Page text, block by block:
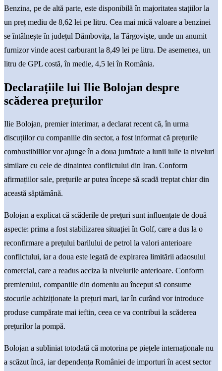
Benzina, pe de altă parte, este disponibilă în majoritatea stațiilor la
un preț mediu de 8,62 lei pe litru. Cea mai mică valoare a benzinei
se întâlnește în județul Dâmboviţa, la Târgovişte, unde un anumit
furnizor vinde acest carburant la 8,49 lei pe litru. De asemenea, un
litru de GPL costă, în medie, 4,5 lei în România.
Declarațiile lui Ilie Bolojan despre
scăderea prețurilor
Ilie Bolojan, premier interimar, a declarat recent că, în urma
discuțiilor cu companiile din sector, a fost informat că prețurile
combustibililor vor ajunge în a doua jumătate a lunii iulie la niveluri
similare cu cele de dinaintea conflictului din Iran. Conform
afirmațiilor sale, prețurile ar putea începe să scadă treptat chiar din
această săptămână.
Bolojan a explicat că scăderile de prețuri sunt influențate de două
aspecte: prima a fost stabilizarea situației în Golf, care a dus la o
reconfirmare a prețului barilului de petrol la valori anterioare
conflictului, iar a doua este legată de expirarea limitării adaosului
comercial, care a readus acciza la nivelurile anterioare. Conform
premierului, companiile din domeniu au început să consume
stocurile achiziționate la prețuri mari, iar în curând vor introduce
produse cumpărate mai ieftin, ceea ce va contribui la scăderea
prețurilor la pompă.
Bolojan a subliniat totodată că motorina pe piețele internaționale nu
a scăzut încă, iar dependența României de importuri în acest sector